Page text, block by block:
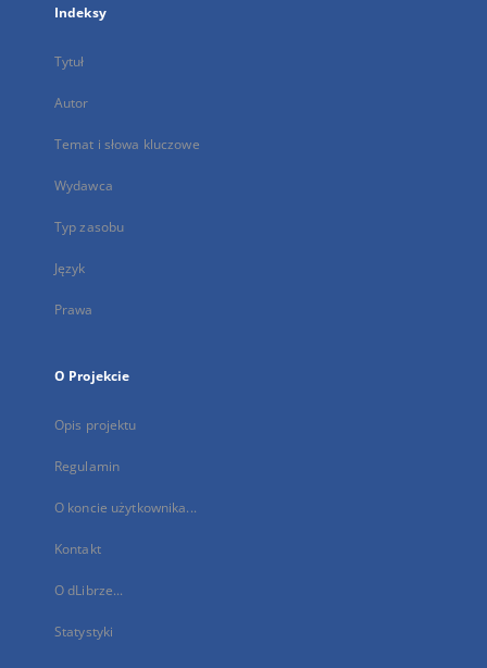
Indeksy
Tytuł
Autor
Temat i słowa kluczowe
Wydawca
Typ zasobu
Język
Prawa
O Projekcie
Opis projektu
Regulamin
O koncie użytkownika...
Kontakt
O dLibrze...
Statystyki